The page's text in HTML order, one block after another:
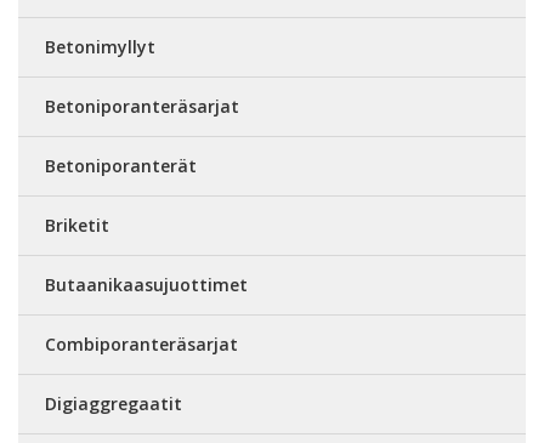
Betonimyllyt
Betoniporanteräsarjat
Betoniporanterät
Briketit
Butaanikaasujuottimet
Combiporanteräsarjat
Digiaggregaatit